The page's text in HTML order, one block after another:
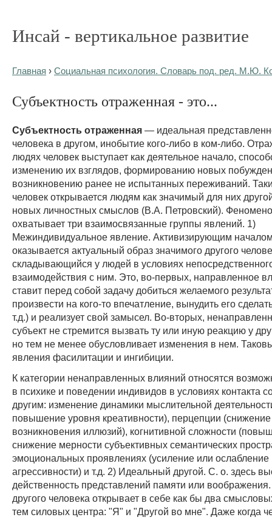
Инсай - вертикальное развитие
Главная › Социальная психология. Словарь под. ред. М.Ю.
Субъектность отраженная - это...
Субъектность отраженная — идеальная
человека в другом, инобытие кого-либо в ком-либо.
людях человек выступает как деятельное начало,
изменению их взглядов, формированию новых
возникновению ранее не испытанных переживаний.
человек открывается людям как значимый для них
новых личностных смыслов (В.А. Петровский).
охватывает три взаимосвязанные группы явлений. 1)
Межиндивидуальное явление. Активизирующим
оказывается актуальный образ значимого другого
складывающийся у людей в условиях
взаимодействия с ним. Это, во-первых, направленное
ставит перед собой задачу добиться желаемого
произвести на кого-то впечатление, вынудить его
т.д.) и реализует свой замысел. Во-вторых,
субъект не стремится вызвать ту или иную реакцию у
но тем не менее обусловливает изменения в нем.
явления фасилитации и ингибиции.
К категории ненаправленных влияний относятся
в психике и поведении индивидов в условиях контакта
другим: изменение динамики мыслительной
повышение уровня креативности), перцепции (снижение
возникновения иллюзий), когнитивной сложности
снижение мерности субъективных семантических
эмоциональных проявлениях (усиление или ослабление
агрессивности) и т.д. 2) Идеальный другой. С. о. здесь
действенность представлений памяти или
другого человека открывает в себе как бы два
тем силовых центра: "Я" и "Другой во мне". Даже когда